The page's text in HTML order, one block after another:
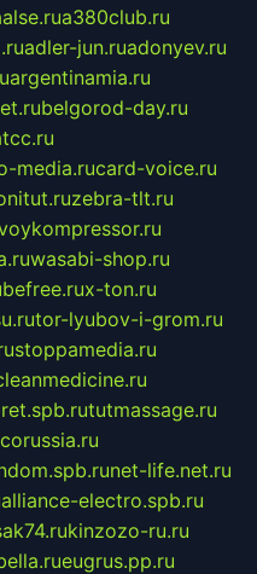
a380club.ru
adler-jun.ruadonyev.ru
argentinamia.ru
belgorod-day.ru
media.rucard-voice.ru
zebra-tlt.ru
wasabi-shop.ru
x-ton.ru
tor-lyubov-i-grom.ru
stoppamedia.ru
tutmassage.ru
net-life.net.ru
alliance-electro.spb.ru
kinzozo-ru.ru
eugrus.pp.ru